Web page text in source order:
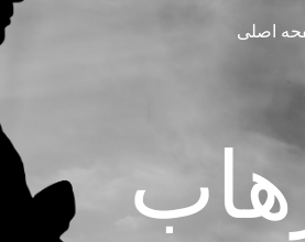
to main content اصلی